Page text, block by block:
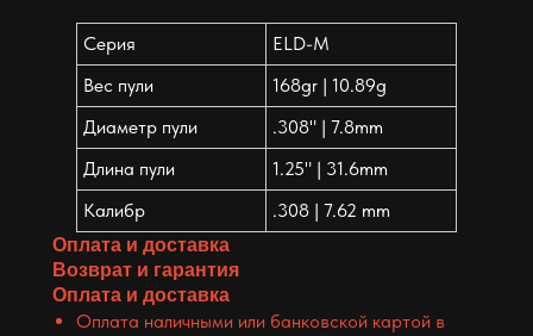
Серия
ELD-M
Вес пули
168gr | 10.89g
Диаметр пули
.308" | 7.8mm
Длина пули
1.25" | 31.6mm
Калибр
.308 | 7.62 mm
Оплата и доставка
Возврат и гарантия
Оплата и доставка
Оплата наличными или банковской картой в